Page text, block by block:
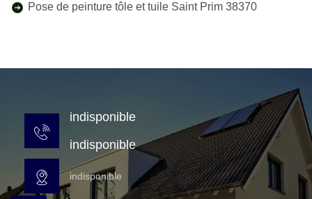
Pose de peinture tôle et tuile Saint Prim 38370
indisponible
indisponible
indisponible